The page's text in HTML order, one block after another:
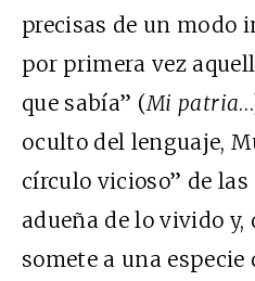
precisas de un modo
por primera vez
que sabía” (Mi patria
oculto del lenguaje,
círculo vicioso” de las
adueña de lo vivido y,
somete a una